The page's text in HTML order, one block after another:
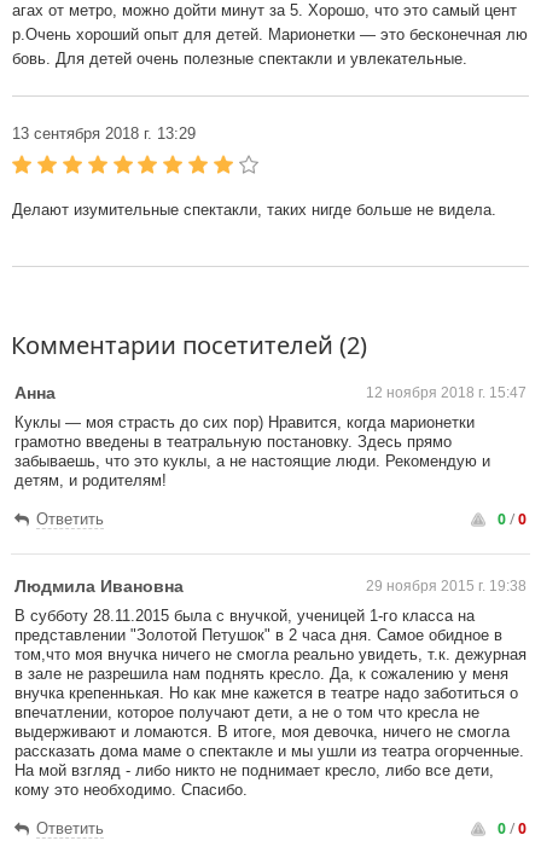
агах от метро, можно дойти минут за 5. Хорошо, что это самый цент
р.Очень хороший опыт для детей. Марионетки — это бесконечная лю
бовь. Для детей очень полезные спектакли и увлекательные.
13 сентября 2018 г. 13:29
Делают изумительные спектакли, таких нигде больше не видела.
Комментарии посетителей (2)
Анна 12 ноября 2018 г. 15:47
Куклы — моя страсть до сих пор) Нравится, когда марионетки
грамотно введены в театральную постановку. Здесь прямо
забываешь, что это куклы, а не настоящие люди. Рекомендую и
детям, и родителям!
Ответить 0/0
Людмила Ивановна 29 ноября 2015 г. 19:38
В субботу 28.11.2015 была с внучкой, ученицей 1-го класса на
представлении "Золотой Петушок" в 2 часа дня. Самое обидное в
том,что моя внучка ничего не смогла реально увидеть, т.к. дежурная
в зале не разрешила нам поднять кресло. Да, к сожалению у меня
внучка крепеннькая. Но как мне кажется в театре надо заботиться о
впечатлении, которое получают дети, а не о том что кресла не
выдерживают и ломаются. В итоге, моя девочка, ничего не смогла
рассказать дома маме о спектакле и мы ушли из театра огорченные.
На мой взгляд - либо никто не поднимает кресло, либо все дети,
кому это необходимо. Спасибо.
Ответить 0/0